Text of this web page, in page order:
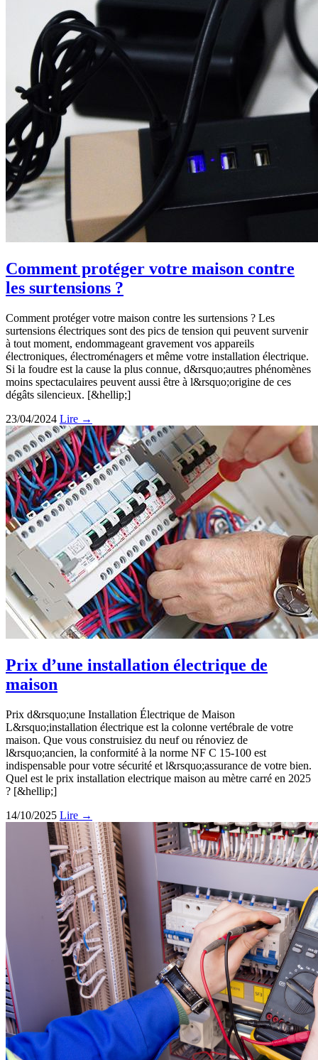
Comment protéger votre maison contre
les surtensions ?
Comment protéger votre maison contre les surtensions ? Les
surtensions électriques sont des pics de tension qui peuvent survenir
à tout moment, endommageant gravement vos appareils
électroniques, électroménagers et même votre installation électrique.
Si la foudre est la cause la plus connue, d&rsquo;autres phénomènes
moins spectaculaires peuvent aussi être à l&rsquo;origine de ces
dégâts silencieux. [&hellip;]
23/04/2024 Lire →
Prix d’une installation électrique de
maison
Prix d&rsquo;une Installation Électrique de Maison
L&rsquo;installation électrique est la colonne vertébrale de votre
maison. Que vous construisiez du neuf ou rénoviez de
l&rsquo;ancien, la conformité à la norme NF C 15-100 est
indispensable pour votre sécurité et l&rsquo;assurance de votre bien.
Quel est le prix installation electrique maison au mètre carré en 2025
? [&hellip;]
14/10/2025 Lire →